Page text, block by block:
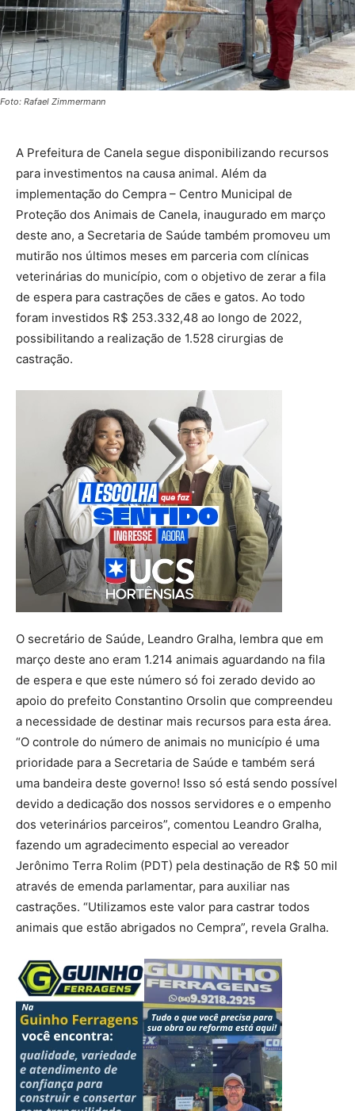
Foto: Rafael Zimmermann
A Prefeitura de Canela segue disponibilizando recursos
para investimentos na causa animal. Além da
implementação do Cempra – Centro Municipal de
Proteção dos Animais de Canela, inaugurado em março
deste ano, a Secretaria de Saúde também promoveu um
mutirão nos últimos meses em parceria com clínicas
veterinárias do município, com o objetivo de zerar a fila
de espera para castrações de cães e gatos. Ao todo
foram investidos R$ 253.332,48 ao longo de 2022,
possibilitando a realização de 1.528 cirurgias de
castração.
O secretário de Saúde, Leandro Gralha, lembra que em
março deste ano eram 1.214 animais aguardando na fila
de espera e que este número só foi zerado devido ao
apoio do prefeito Constantino Orsolin que compreendeu
a necessidade de destinar mais recursos para esta área.
“O controle do número de animais no município é uma
prioridade para a Secretaria de Saúde e também será
uma bandeira deste governo! Isso só está sendo possível
devido a dedicação dos nossos servidores e o empenho
dos veterinários parceiros”, comentou Leandro Gralha,
fazendo um agradecimento especial ao vereador
Jerônimo Terra Rolim (PDT) pela destinação de R$ 50 mil
através de emenda parlamentar, para auxiliar nas
castrações. “Utilizamos este valor para castrar todos
animais que estão abrigados no Cempra”, revela Gralha.